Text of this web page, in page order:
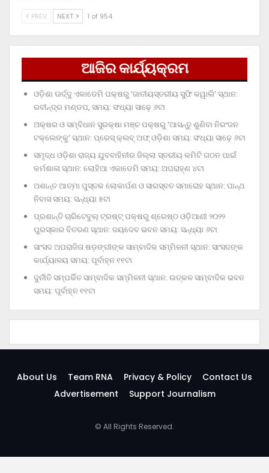
PREV NEXT 1 of 954
ଆଜିର କାର୍ଯ୍ୟକ୍ରମ
ଓଡ଼ିଶା ଊର୍ଦ୍ଦୁ ଏକାଡେମି ପକ୍ଷରୁ ‘ଜାତୀୟସ୍ତରୀୟ ସୁଫି କୱାଲି’ ସ୍ଥାନ:
ରବୀନ୍ଦ୍ର ମଣ୍ଡପ, ସମୟ: ସଂଧ୍ୟା ସାଢ଼େ ୬ଟା
ଅକ୍ଷର ଓ ସମ୍ବିଧାନ ସୁରକ୍ଷା ମଞ୍ଚ ପକ୍ଷରୁ ‘ଆସନ୍ତୁ ଶୁଣିବା ନିରଂଜନ
ଟକ୍‌ଲେଙ୍କୁ’ ସ୍ଥାନ: ପ୍ରେସ୍‌ କ୍ଲବ୍‌ ଅଫ୍‌ ଓଡ଼ିଶା ସମୟ: ସଂଧ୍ୟା ସାଢ଼େ ୬ଟା
ସମୃଦ୍ଧ ଓଡ଼ିଶା ରାଜ୍ୟ ଯୁବବାହିନୀର ଜିଲ୍ଲା ସ୍ତରୀୟ କମିଟି ଗଠନ ପାଇଁ
କର୍ମଶାଳା ସ୍ଥାନ: ଲୋହିଆ ଏକାଡେମି ସମୟ: ଅପରାହ୍‌ଣ ୪ଟା
ଅଶାନ୍ତ ଆତ୍ମା ପୁସ୍ତକ ଲୋକାର୍ପଣ ଓ ସାରସ୍ବତ ସମାରୋହ ସ୍ଥାନ: ପାନ୍ଥ
ନିବାସ ସମୟ: ସନ୍ଧ୍ୟା ୫ଟା
ପ୍ରଶାନ୍ତି ଚାରିଟେବୁଲ୍‌ ଟ୍ରଷ୍ଟ୍‌ ପକ୍ଷରୁ ଶ୍ରେଷ୍ଠ ଓଡ଼ିଆଣୀ ୨୦୨୨
ପୁରସ୍କାର ବିତରଣ ସ୍ଥାନ: ଜୟଦେବ ଭବନ ସମୟ: ସନ୍ଧ୍ୟା ୬ଟା
ସାଂସଦ ଅପରାଜିତା ଷଡ଼ଙ୍ଗୀଙ୍କ ସାମ୍ବାଦିକ ସମ୍ମିଳନୀ ସ୍ଥାନ: ସାଂସଦଙ୍କ
କାର୍ଯ୍ୟାଳୟ ସମୟ: ପୂର୍ବାହ୍ନ ୧୧ଟା
ଦୁର୍ନୀତି ସମ୍ପର୍କିତ ସାମ୍ବାଦିକ ସମ୍ମିଳନୀ ସ୍ଥାନ: ଉତ୍କଳ ସାମ୍ବାଦିକ ଭବନ
ସମୟ: ପୂର୍ବାହ୍ନ ୧୧ଟା
About Us Team RNA Privacy & Policy
Contact Us
Advertisement
Support Journalism
© All Rights Reserved.